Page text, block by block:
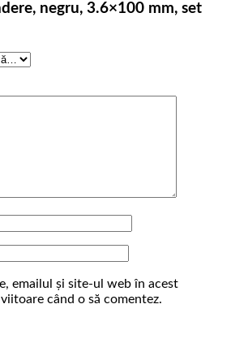
negru, 3.6×100 mm, set
emailul și site-ul web în acest
când o să comentez.